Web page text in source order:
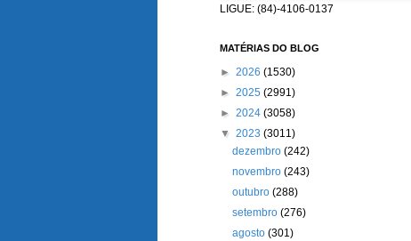
LIGUE: (84)-4106-0137
MATÉRIAS DO BLOG
► 2026 (1530)
► 2025 (2991)
► 2024 (3058)
▼ 2023 (3011)
dezembro(242)
novembro(243)
outubro(288)
setembro(276)
agosto(301)